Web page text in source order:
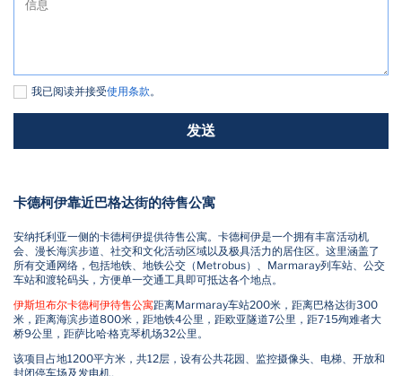
我已阅读并接受使用条款。
发送
卡德柯伊靠近巴格达街的待售公寓
安纳托利亚一侧的卡德柯伊提供待售公寓。卡德柯伊是一个拥有丰富活动机
会、漫长海滨步道、社交和文化活动区域以及极具活力的居住区。这里涵盖了
所有交通网络，包括地铁、地铁公交（Metrobus）、Marmaray列车站、公交
车站和渡轮码头，方便单一交通工具即可抵达各个地点。
伊斯坦布尔卡德柯伊待售公寓距离Marmaray车站200米，距离巴格达街300
米，距离海滨步道800米，距地铁4公里，距欧亚隧道7公里，距7·15殉难者大
桥9公里，距萨比哈·格克琴机场32公里。
该项目占地1200平方米，共12层，设有公共花园、监控摄像头、电梯、开放和
封闭停车场及发电机。